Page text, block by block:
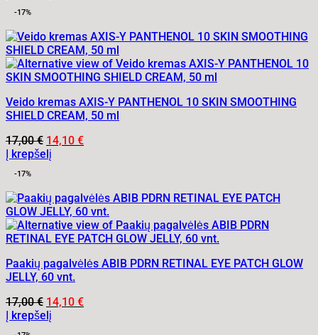
-17%
Veido kremas AXIS-Y PANTHENOL 10 SKIN SMOOTHING
SHIELD CREAM, 50 ml
17,00€ Original
price
14,10 €Current
Į krepšelį
-17%
Paakių pagalvėlės ABIB PDRN RETINAL EYE PATCH GLOW
JELLY, 60 vnt.
17,00€ Original
price
14,10 €Current
Į krepšelį